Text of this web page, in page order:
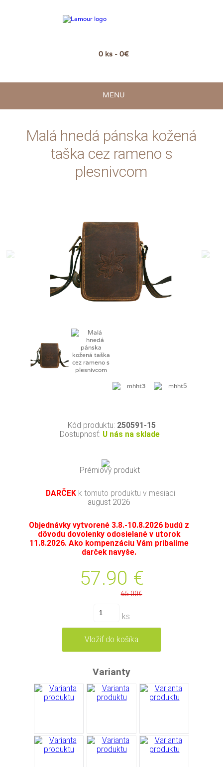
0 ks - 0€
MENU
Malá hnedá pánska kožená
taška cez rameno s
plesnivcom
Kód produktu: 250591-15
Dostupnosť: U nás na sklade
Prémiový produkt
DARČEK k tomuto produktu v mesiaci
august 2026
Objednávky vytvorené 3.8.-10.8.2026 budú z
dôvodu dovolenky odosielané v utorok
11.8.2026. Ako kompenzáciu Vám pribalíme
darček navyše.
57.90 €
65.00€
ks
Varianty